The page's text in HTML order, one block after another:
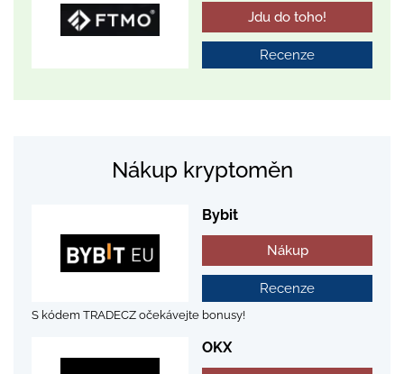
Jdu do toho!
Recenze
Nákup kryptoměn
Bybit
Nákup
Recenze
S kódem TRADECZ očekávejte bonusy!
OKX